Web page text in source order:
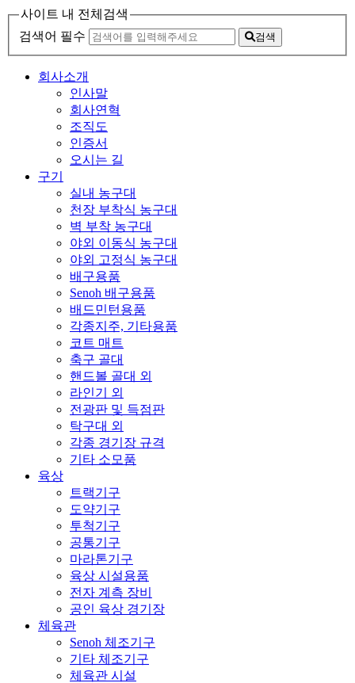
사이트 내 전체검색
검색어 필수
검색
회사소개
인사말
회사연혁
조직도
인증서
오시는 길
구기
실내 농구대
천장 부착식 농구대
벽 부착 농구대
야외 이동식 농구대
야외 고정식 농구대
배구용품
Senoh 배구용품
배드민턴용품
각종지주, 기타용품
코트 매트
축구 골대
핸드볼 골대 외
라인기 외
전광판 및 득점판
탁구대 외
각종 경기장 규격
기타 소모품
육상
트랙기구
도약기구
투척기구
공통기구
마라톤기구
육상 시설용품
전자 계측 장비
공인 육상 경기장
체육관
Senoh 체조기구
기타 체조기구
체육관 시설